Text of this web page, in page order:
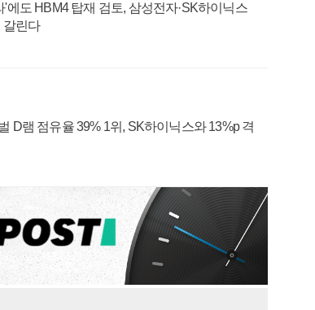
에도 HBM4 탑재 검토, 삼성전자·SK하이닉스
갈린다
D램 점유율 39% 1위, SK하이닉스와 13%p 격